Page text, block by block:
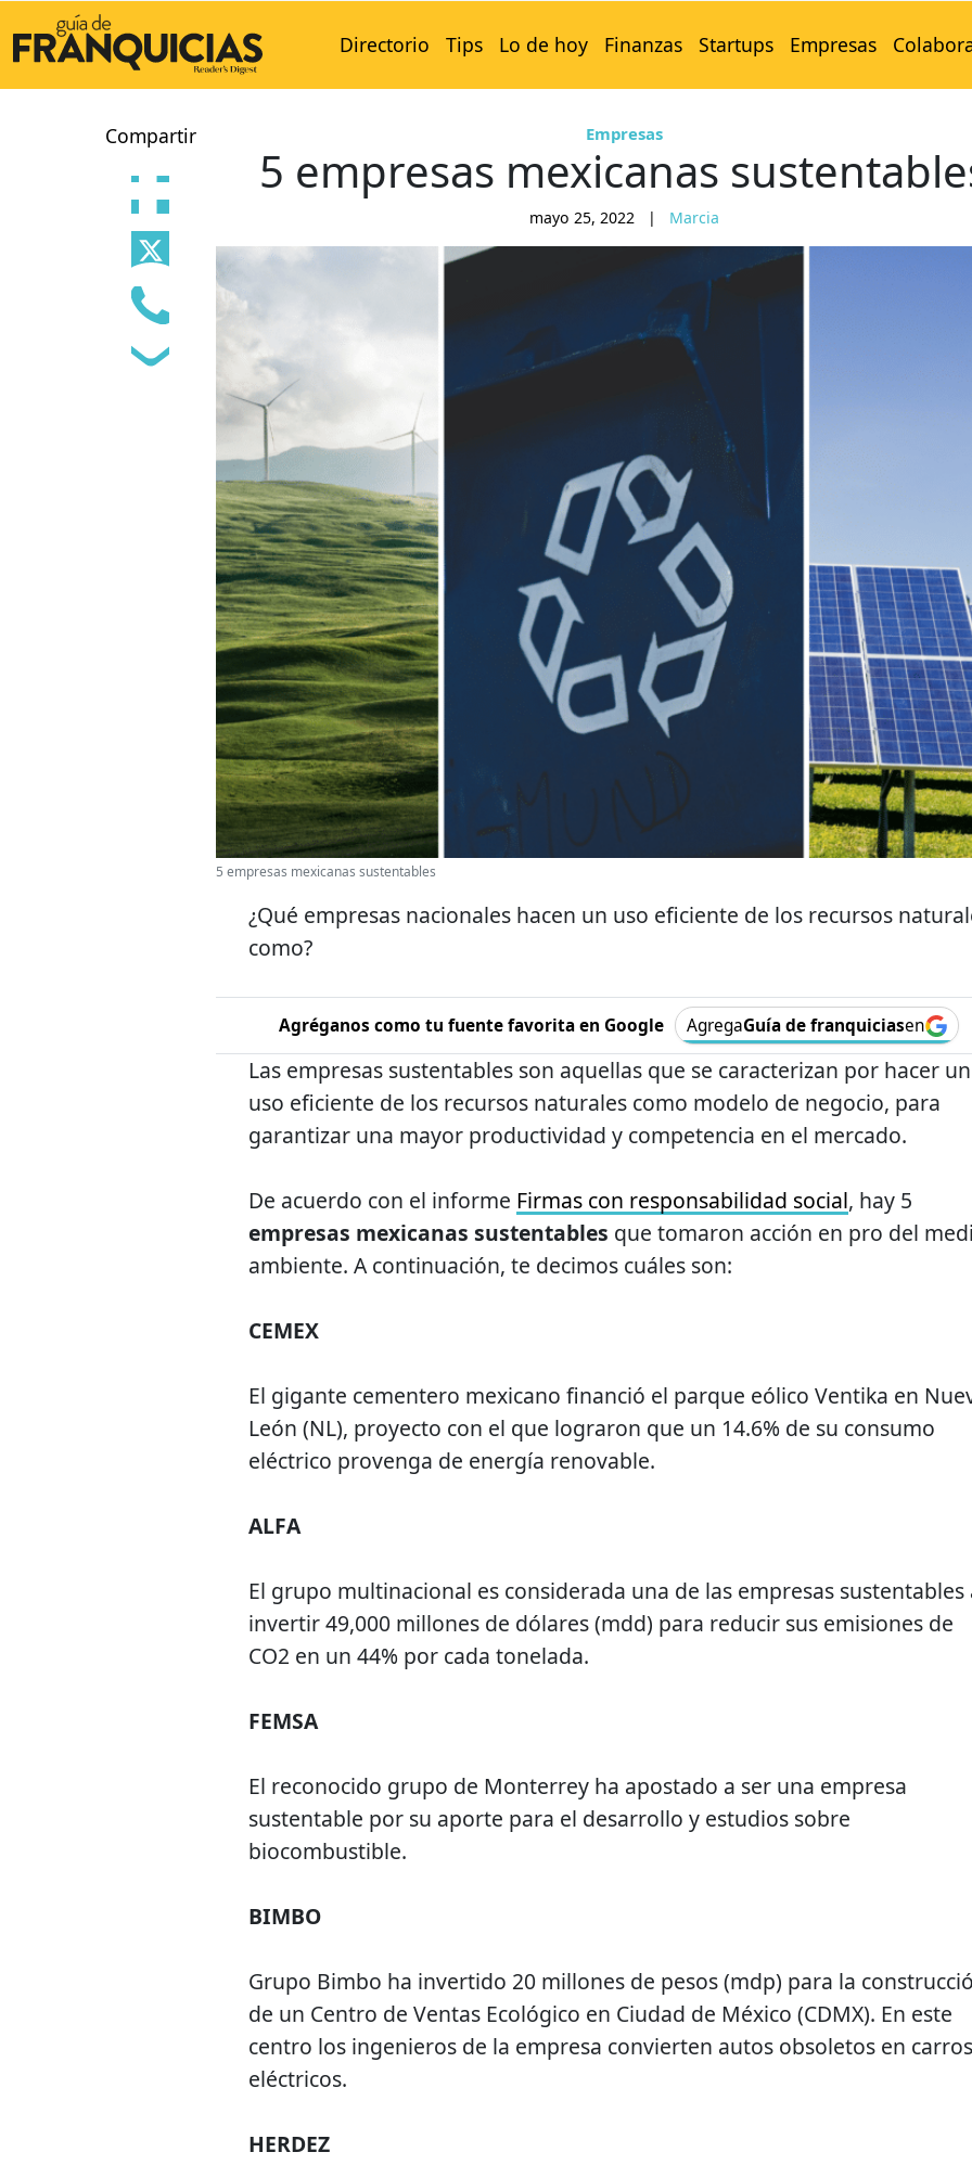
Directorio Tips Lo de hoy Finanzas Startups Empresas
Compartir Empresas
5 empresas mexicanas
mayo 25, 2022 | Marcia
5 empresas mexicanas sustentables
¿Qué empresas nacionales hacen un uso eficiente de los recursos
como?
Agréganos como tu fuente favorita en Google AgregaGuía de franquiciasen
Las empresas sustentables son aquellas que se caracterizan por hacer un
uso eficiente de los recursos naturales como modelo de negocio, para
garantizar una mayor productividad y competencia en el mercado.
De acuerdo con el informe Firmas con responsabilidad social, hay 5
empresas mexicanas sustentables que tomaron acción en pro del
ambiente. A continuación, te decimos cuáles son:
CEMEX
El gigante cementero mexicano financió el parque eólico Ventika en
León (NL), proyecto con el que lograron que un 14.6% de su consumo
eléctrico provenga de energía renovable.
ALFA
El grupo multinacional es considerada una de las empresas sustentables
invertir 49,000 millones de dólares (mdd) para reducir sus emisiones de
CO2 en un 44% por cada tonelada.
FEMSA
El reconocido grupo de Monterrey ha apostado a ser una empresa
sustentable por su aporte para el desarrollo y estudios sobre
biocombustible.
BIMBO
Grupo Bimbo ha invertido 20 millones de pesos (mdp) para la
de un Centro de Ventas Ecológico en Ciudad de México (CDMX). En este
centro los ingenieros de la empresa convierten autos obsoletos en carros
eléctricos.
HERDEZ